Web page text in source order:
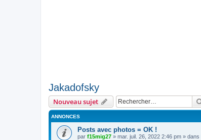
Jakadofsky
Nouveau sujet
ANNONCES
Posts avec photos = OK !
par f15mig27 » mar. juil. 26, 2022 2:46 pm » dans